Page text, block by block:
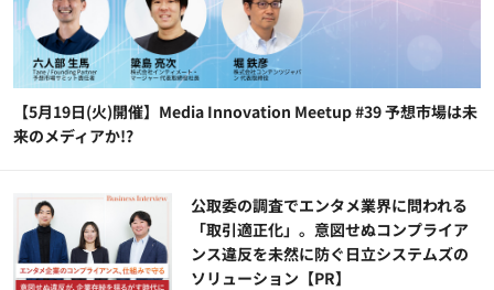
【5月19日(火)開催】Media Innovation Meetup #39 予想市場は未
来のメディアか!?
公​​取委の調査でエンタメ業界に問われる
「取引適正化」。意図せぬコンプライア
ンス違反を未然に防ぐ日立システムズの
ソリューション​【PR】